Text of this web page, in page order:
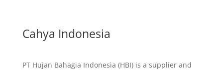
Cahya Indonesia
PT Hujan Bahagia Indonesia (HBI) is a supplier and